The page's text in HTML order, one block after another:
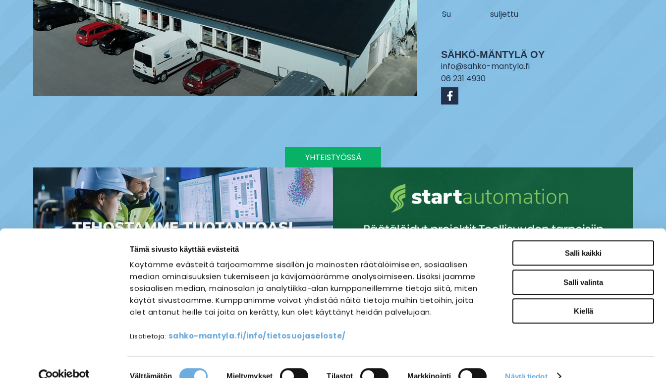
Tämä sivusto käyttää evästeitä
Käytämme evästeitä tarjoamamme sisällön ja mainosten räätälöimiseen, sosiaalisen
median ominaisuuksien tukemiseen ja kävijämäärämme analysoimiseen. Lisäksi jaamme
sosiaalisen median, mainosalan ja analytiikka-alan kumppaneillemme tietoja siitä, miten
käytät sivustoamme. Kumppanimme voivat yhdistää näitä tietoja muihin tietoihin, joita
olet antanut heille tai joita on kerätty, kun olet käyttänyt heidän palvelujaan.
Lisätietoja: sahko-mantyla.fi/info/tietosuojaseloste/
Välttämätön Mieltymykset Tilastot Markkinointi Näytä tiedot
Salli kaikki
Salli valinta
Kiellä
Su suljettu
SÄHKÖ-MÄNTYLÄ OY
info@sahko-mantyla.fi
06 231 4930
YHTEISTYÖSSÄ
SÄHKÖASENNUS SÄHKÖURAKOINTI SÄHKÖSUUNNITTELU VERKKOKAUPPA
Referenssit Yhteystiedot